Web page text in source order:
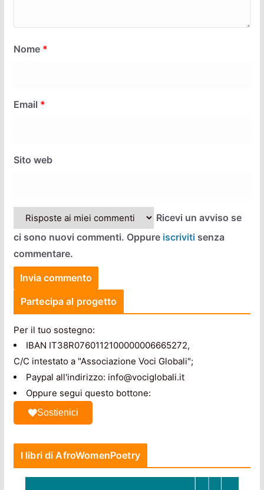
Nome *
Email *
Sito web
Ricevi un avviso se
ci sono nuovi commenti. Oppure iscrivitisenza
commentare.
Partecipa al progetto
Per il tuo sostegno:
IBAN IT38R0760112100000006665272,
C/C intestato a "Associazione Voci Globali";
Paypal all'indirizzo: info@vociglobali.it
Oppure segui questo bottone:
Sostienici
I libri di AfroWomenPoetry